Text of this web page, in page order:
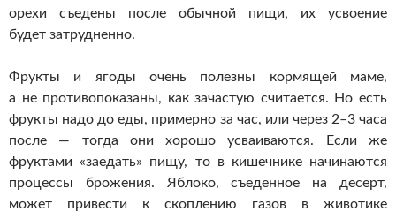
орехи съедены после обычной пищи, их усвоение
будет затрудненно.
Фрукты и ягоды очень полезны кормящей маме,
а не противопоказаны, как зачастую считается. Но есть
фрукты надо до еды, примерно за час, или через 2–3 часа
после — тогда они хорошо усваиваются. Если же
фруктами «заедать» пищу, то в кишечнике начинаются
процессы брожения. Яблоко, съеденное на десерт,
может привести к скоплению газов в животике